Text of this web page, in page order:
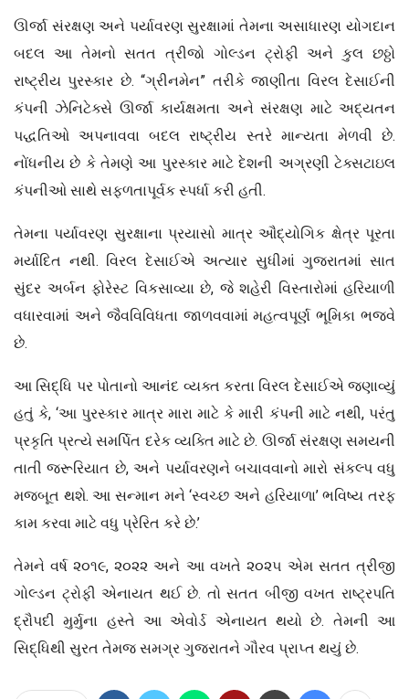
ઊર્જા સંરક્ષણ અને પર્યાવરણ સુરક્ષામાં તેમના અસાધારણ યોગદાન
બદલ આ તેમનો સતત ત્રીજો ગોલ્ડન ટ્રોફી અને કુલ છઠ્ઠો
રાષ્ટ્રીય પુરસ્કાર છે. “ગ્રીનમેન” તરીકે જાણીતા વિરલ દેસાઈની
કંપની ઝેનિટેક્સે ઊર્જા કાર્યક્ષમતા અને સંરક્ષણ માટે અદ્યતન
પદ્ધતિઓ અપનાવવા બદલ રાષ્ટ્રીય સ્તરે માન્યતા મેળવી છે.
નોંધનીય છે કે તેમણે આ પુરસ્કાર માટે દેશની અગ્રણી ટેક્સટાઇલ
કંપનીઓ સાથે સફળતાપૂર્વક સ્પર્ધા કરી હતી.
તેમના પર્યાવરણ સુરક્ષાના પ્રયાસો માત્ર ઔદ્યોગિક ક્ષેત્ર પૂરતા
મર્યાદિત નથી. વિરલ દેસાઈએ અત્યાર સુધીમાં ગુજરાતમાં સાત
સુંદર અર્બન ફોરેસ્ટ વિકસાવ્યા છે, જે શહેરી વિસ્તારોમાં હરિયાળી
વધારવામાં અને જૈવવિવિધતા જાળવવામાં મહત્વપૂર્ણ ભૂમિકા ભજવે
છે.
આ સિદ્ધિ પર પોતાનો આનંદ વ્યક્ત કરતા વિરલ દેસાઈએ જણાવ્યું
હતું કે, ‘આ પુરસ્કાર માત્ર મારા માટે કે મારી કંપની માટે નથી, પરંતુ
પ્રકૃતિ પ્રત્યે સમર્પિત દરેક વ્યક્તિ માટે છે. ઊર્જા સંરક્ષણ સમયની
તાતી જરૂરિયાત છે, અને પર્યાવરણને બચાવવાનો મારો સંકલ્પ વધુ
મજબૂત થશે. આ સન્માન મને ‘સ્વચ્છ અને હરિયાળા’ ભવિષ્ય તરફ
કામ કરવા માટે વધુ પ્રેરિત કરે છે.’
તેમને વર્ષ ૨૦૧૯, ૨૦૨૨ અને આ વખતે ૨૦૨૫ એમ સતત ત્રીજી
ગોલ્ડન ટ્રોફી એનાયત થઈ છે. તો સતત બીજી વખત રાષ્ટ્રપતિ
દ્રૌપદી મુર્મુના હસ્તે આ એવોર્ડ એનાયત થયો છે. તેમની આ
સિદ્ધિથી સુરત તેમજ સમગ્ર ગુજરાતને ગૌરવ પ્રાપ્ત થયું છે.